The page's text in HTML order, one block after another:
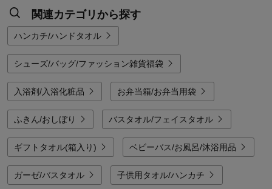
関連カテゴリから探す
ハンカチ/ハンドタオル
シューズ/バッグ/ファッション雑貨福袋
入浴剤/入浴化粧品 お弁当箱/お弁当用袋
ふきん/おしぼり バスタオル/フェイスタオル
ギフトタオル(箱入り) ベビーバス/お風呂/沐浴用品
ガーゼ/バスタオル 子供用タオル/ハンカチ